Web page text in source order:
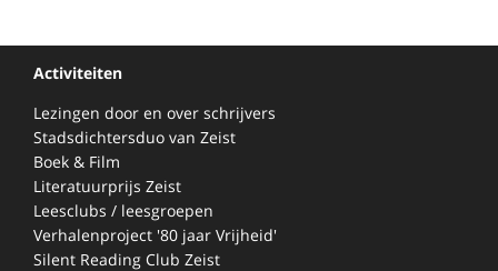
Activiteiten
Lezingen door en over schrijvers
Stadsdichtersduo van Zeist
Boek & Film
Literatuurprijs Zeist
Leesclubs / leesgroepen
Verhalenproject '80 jaar Vrijheid'
Silent Reading Club Zeist